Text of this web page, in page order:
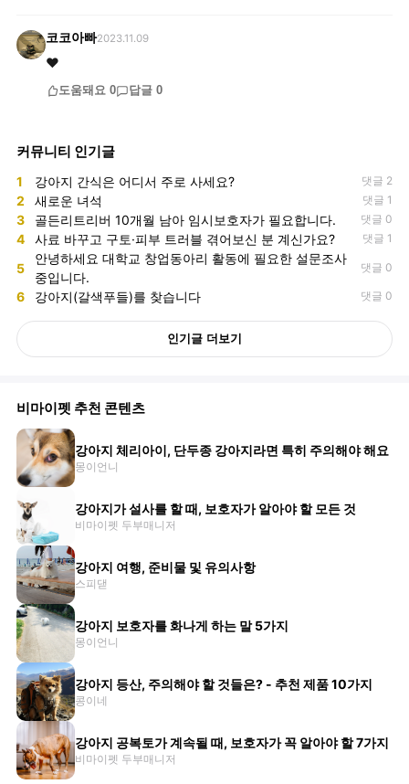
코코아빠2023.11.09
❤️
도움돼요 0 답글 0
커뮤니티 인기글
1 강아지 간식은 어디서 주로 사세요? 댓글 2
2 새로운 녀석 댓글 1
3 골든리트리버 10개월 남아 임시보호자가 필요합니다. 댓글 0
4 사료 바꾸고 구토·피부 트러블 겪어보신 분 계신가요? 댓글 1
5
안녕하세요 대학교 창업동아리 활동에 필요한 설문조사
중입니다.
댓글 0
6 강아지(갈색푸들)를 찾습니다 댓글 0
인기글 더보기
비마이펫 추천 콘텐츠
강아지 체리아이, 단두종 강아지라면 특히 주의해야 해요
몽이언니
강아지가 설사를 할 때, 보호자가 알아야 할 모든 것
비마이펫 두부매니저
강아지 여행, 준비물 및 유의사항
스피댇
강아지 보호자를 화나게 하는 말 5가지
몽이언니
강아지 등산, 주의해야 할 것들은? - 추천 제품 10가지
콩이네
강아지 공복토가 계속될 때, 보호자가 꼭 알아야 할 7가지
비마이펫 두부매니저